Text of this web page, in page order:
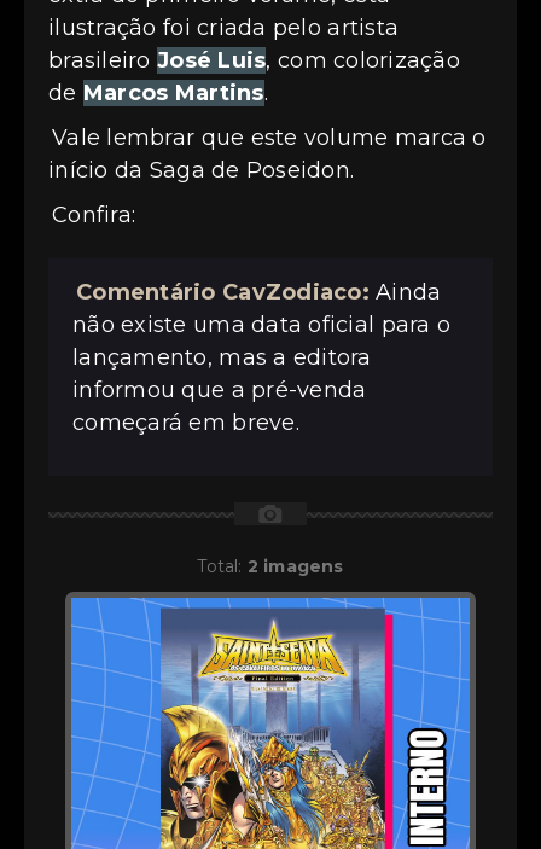
ilustração foi criada pelo artista
brasileiro José Luis, com colorização
de Marcos Martins.
Vale lembrar que este volume marca o
início da Saga de Poseidon.
Confira:
Comentário CavZodiaco: Ainda
não existe uma data oficial para o
lançamento, mas a editora
informou que a pré-venda
começará em breve.
📷
Total: 2 imagens